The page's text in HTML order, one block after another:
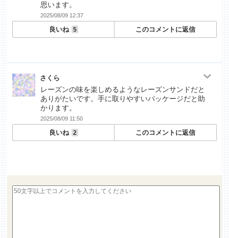
思います。
2025/08/09 12:37
良いね 5 このコメントに返信
さくら
レーズンの味を楽しめるようなレーズンサンドだと
ありがたいです。手に取りやすいパッケージだと助
かります。
2025/08/09 11:50
良いね 2 このコメントに返信